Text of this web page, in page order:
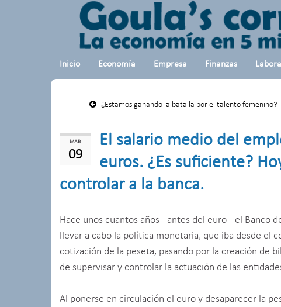
Inicio Economía Empresa Finanzas Laboral
¿Estamos ganando la batalla por el talento femenino?
MAR
09
El salario medio del
euros. ¿Es suficiente?
controlar a la banca.
Hace unos cuantos años –antes del euro- el Banco
llevar a cabo la política monetaria, que iba desde el
cotización de la peseta, pasando por la creación de
de supervisar y controlar la actuación de las
Al ponerse en circulación el euro y desaparecer la